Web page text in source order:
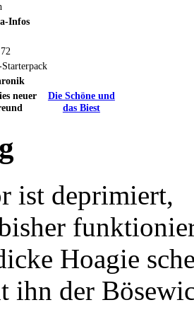
Infos
neuer
Die Schöne und
das Biest
ist deprimiert,
Hoagie
ihn der